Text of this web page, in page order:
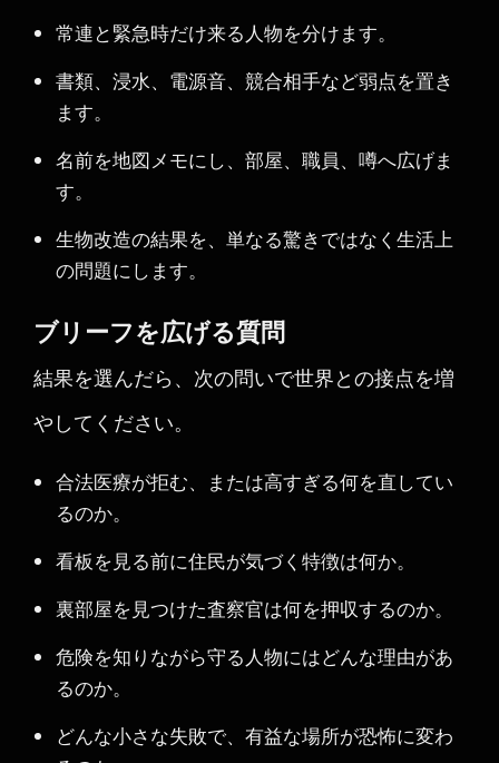
常連と緊急時だけ来る人物を分けます。
書類、浸水、電源音、競合相手など弱点を置き
ます。
名前を地図メモにし、部屋、職員、噂へ広げま
す。
生物改造の結果を、単なる驚きではなく生活上
の問題にします。
ブリーフを広げる質問
結果を選んだら、次の問いで世界との接点を増
やしてください。
合法医療が拒む、または高すぎる何を直してい
るのか。
看板を見る前に住民が気づく特徴は何か。
裏部屋を見つけた査察官は何を押収するのか。
危険を知りながら守る人物にはどんな理由があ
るのか。
どんな小さな失敗で、有益な場所が恐怖に変わ